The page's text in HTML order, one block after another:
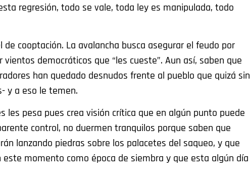
regresión, todo se vale, toda ley es manipulada, todo
cooptación. La avalancha busca asegurar el feudo por
democráticos que “les cueste”. Aun así, saben que
han quedado desnudos frente al pueblo que quizá sin
y a eso le temen.
les pesa pues crea visión crítica que en algún punto puede
control, no duermen tranquilos porque saben que
lanzando piedras sobre los palacetes del saqueo, y que
momento como época de siembra y que esta algún día